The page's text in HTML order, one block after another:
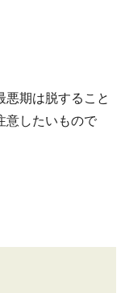
期は脱すること
意したいもので